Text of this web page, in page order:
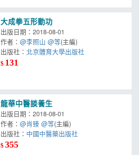
大成拳五形動功
出版日期：2018-08-01
作者：@李照山 @等(主編)
出版社：北京體育大學出版社
$ 131
龍華中醫談養生
出版日期：2018-08-01
作者：@肖臻 @等(主編)
出版社： 中國中醫藥出版社
$355